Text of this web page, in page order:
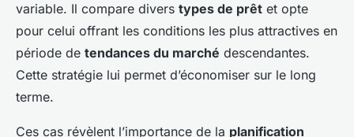
variable. Il compare divers types de prêt et opte
pour celui offrant les conditions les plus attractives en
période de tendances du marché descendantes.
Cette stratégie lui permet d’économiser sur le long
terme.
Ces cas révèlent l’importance de la planification